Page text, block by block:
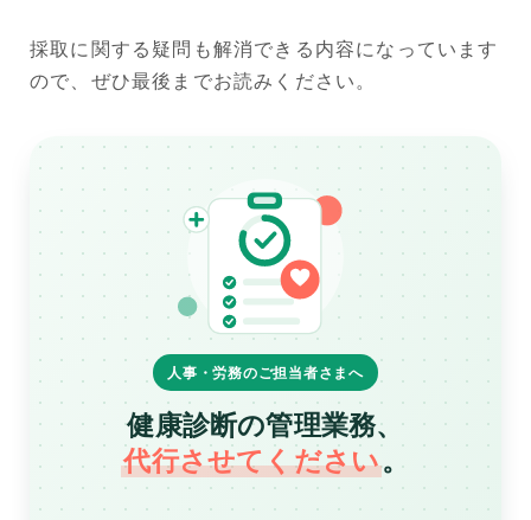
採取に関する疑問も解消できる内容になっています
ので、ぜひ最後までお読みください。
人事・労務のご担当者さまへ
健康診断の管理業務、
代行させてください。